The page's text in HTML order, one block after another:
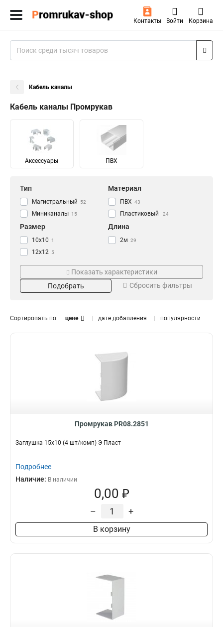
Контакты Войти Корзина
Кабель каналы
Кабель каналы Промрукав
Аксессуары ПВХ
Тип
Магистральный 52
Миниканалы 15
Материал
ПВХ 43
Пластиковый 24
Размер
10x10 1
12x12 5
15х10 12
20х10 12
40х25
Длина
2м 29
Показать характеристики
Подобрать
Сбросить фильтры
Сортировать по: цене дате добавления популярности
Промрукав PR08.2851
Заглушка 15х10 (4 шт/комп) Э-Пласт
Подробнее
Наличие: В наличии
0,00 ₽
– +
В корзину